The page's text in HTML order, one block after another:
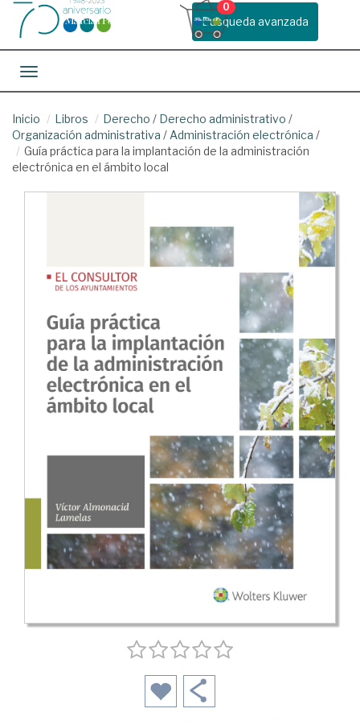
Busqueda avanzada
0
Toggle navigation
Inicio Libros Derecho / Derecho administrativo /
Organización administrativa / Administración electrónica /
Guía práctica para la implantación de la administración
electrónica en el ámbito local